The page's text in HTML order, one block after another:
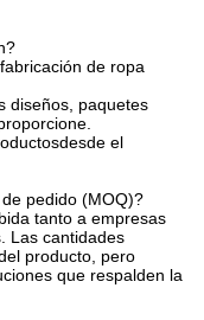
de ropa
diseños, paquetes
desde el
pedido (MOQ)?
tanto a empresas
Las cantidades
producto, pero
que respalden la